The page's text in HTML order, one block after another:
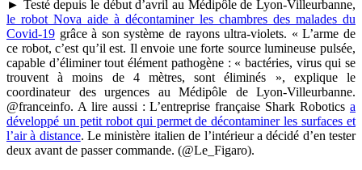
► Testé depuis le début d’avril au Médipôle de Lyon-Villeurbanne,
le robot Nova aide à décontaminer les chambres des malades du
Covid-19 grâce à son système de rayons ultra-violets. « L’arme de
ce robot, c’est qu’il est. Il envoie une forte source lumineuse pulsée,
capable d’éliminer tout élément pathogène : « bactéries, virus qui se
trouvent à moins de 4 mètres, sont éliminés », explique le
coordinateur des urgences au Médipôle de Lyon-Villeurbanne.
@franceinfo. A lire aussi : L’entreprise française Shark Robotics a
développé un petit robot qui permet de décontaminer les surfaces et
l’air à distance. Le ministère italien de l’intérieur a décidé d’en tester
deux avant de passer commande. (@Le_Figaro).